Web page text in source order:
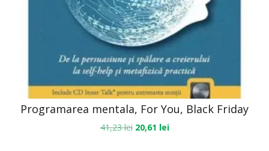
Programarea mentala, For You, Black Friday
41,23lei 20,61 lei